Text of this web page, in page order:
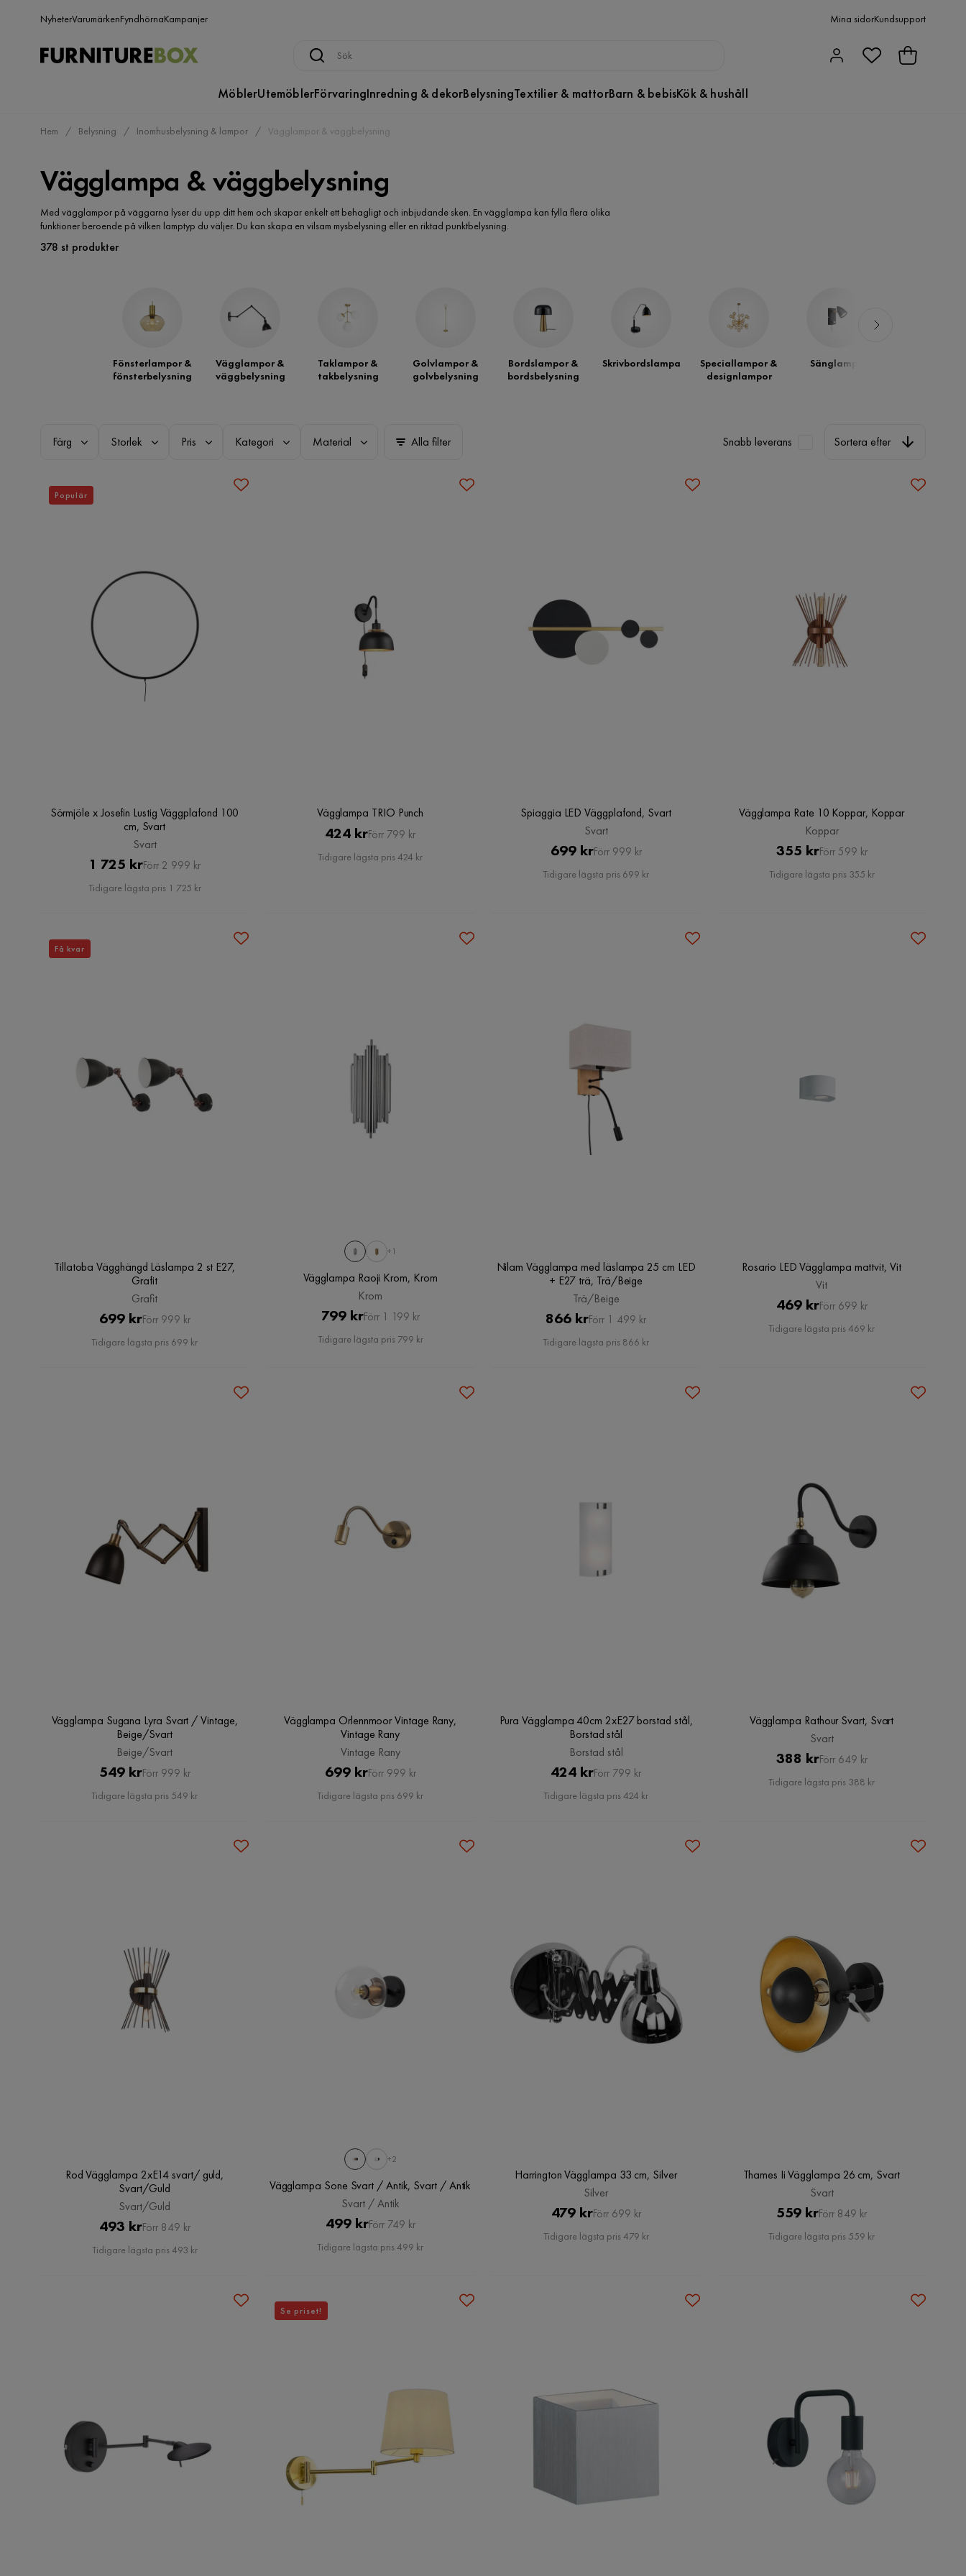
NyheterVarumärkenFyndhörnaKampanjer Mina sidorKundsupport
MöblerUtemöblerFörvaringInredning & dekorBelysningTextilier & mattorBarn & bebisKök & hushåll
Hem Belysning Inomhusbelysning & lampor Vägglampor & väggbelysning
Vägglampa & väggbelysning
Med vägglampor på väggarna lyser du upp ditt hem och skapar enkelt ett behagligt och inbjudande sken. En vägglampa kan fylla flera olika
funktioner beroende på vilken lamptyp du väljer. Du kan skapa en vilsam mysbelysning eller en riktad punktbelysning.
378 st produkter
Fönsterlampor &
fönsterbelysning
Vägglampor &
väggbelysning
Taklampor &
takbelysning
Golvlampor &
golvbelysning
Bordslampor &
bordsbelysning
Skrivbordslampa
Speciallampor &
designlampor
Sänglampa
Färg Storlek Pris Kategori Material Alla filter Snabb leverans Sortera efter
Sörmjöle x Josefin Lustig Väggplafond 100
cm, Svart
Svart
Pris
1 725 krOriginal
Pris
Förr 2 999 kr
Tidigare lägsta pris 1 725 kr
Populär
Vägglampa TRIO Punch
Pris
424 krOriginal
Pris
Förr 799 kr
Tidigare lägsta pris 424 kr
Spiaggia LED Väggplafond, Svart
Svart
Pris
699 krOriginal
Pris
Förr 999 kr
Tidigare lägsta pris 699 kr
Vägglampa Rate 10 Koppar, Koppar
Koppar
Pris
355 krOriginal
Pris
Förr 599 kr
Tidigare lägsta pris 355 kr
Tillatoba Vägghängd Läslampa 2 st E27,
Grafit
Grafit
Pris
699 krOriginal
Pris
Förr 999 kr
Tidigare lägsta pris 699 kr
Få kvar
+1
Vägglampa Raoji Krom, Krom
Krom
Pris
799 kr Original
Pris
Förr 1 199 kr
Tidigare lägsta pris 799 kr
Nilam Vägglampa med läslampa 25 cm LED
+ E27 trä, Trä/Beige
Trä/Beige
Pris
866 kr Original
Pris
Förr 1 499 kr
Tidigare lägsta pris 866 kr
Rosario LED Vägglampa mattvit, Vit
Vit
Pris
469 krOriginal
Pris
Förr 699 kr
Tidigare lägsta pris 469 kr
Vägglampa Sugana Lyra Svart / Vintage,
Beige/Svart
Beige/Svart
Pris
549 krOriginal
Pris
Förr 999 kr
Tidigare lägsta pris 549 kr
Vägglampa Orlennmoor Vintage Rany,
Vintage Rany
Vintage Rany
Pris
699 krOriginal
Pris
Förr 999 kr
Tidigare lägsta pris 699 kr
Pura Vägglampa 40cm 2xE27 borstad stål,
Borstad stål
Borstad stål
Pris
424 krOriginal
Pris
Förr 799 kr
Tidigare lägsta pris 424 kr
Vägglampa Rathour Svart, Svart
Svart
Pris
388 krOriginal
Pris
Förr 649 kr
Tidigare lägsta pris 388 kr
Rod Vägglampa 2xE14 svart/ guld,
Svart/Guld
Svart/Guld
Pris
493 krOriginal
Pris
Förr 849 kr
Tidigare lägsta pris 493 kr
+2
Vägglampa Sone Svart / Antik, Svart / Antik
Svart / Antik
Pris
499 krOriginal
Pris
Förr 749 kr
Tidigare lägsta pris 499 kr
Harrington Vägglampa 33 cm, Silver
Silver
Pris
479 krOriginal
Pris
Förr 699 kr
Tidigare lägsta pris 479 kr
Thames Ii Vägglampa 26 cm, Svart
Svart
Pris
559 krOriginal
Pris
Förr 849 kr
Tidigare lägsta pris 559 kr
Se priset!